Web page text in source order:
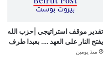
تقدير موقف استراتيجي |حزب الله
يفتح النار على العهد …. بعبدا طرف
منذ يومين